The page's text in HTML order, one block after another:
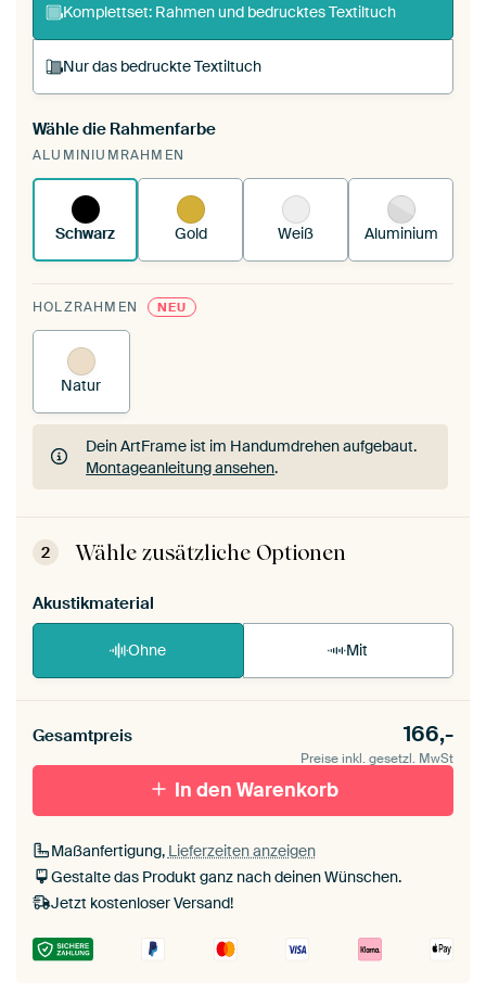
Komplettset: Rahmen und bedrucktes Textiltuch
Nur das bedruckte Textiltuch
Du spannst einen wechselbaren Textiltuch in
deinen vorhandenen ArtFrame™.
es.
Wähle die Rahmenfarbe
ALUMINIUMRAHMEN
Schwarz Gold Weiß Aluminium
HOLZRAHMEN NEU
Natur
Dein ArtFrame ist im Handumdrehen aufgebaut.
Montageanleitung ansehen.
Dein ArtFrame ist im Handumdrehen aufgebaut.
Montageanleitung ansehen
2 Wähle zusätzliche Optionen
Akustikmaterial
Ohne Mit
Gesamtpreis 166,-
Preise inkl. gesetzl. MwSt
In den Warenkorb
Maßanfertigung, Lieferzeiten anzeigen
Gestalte das Produkt ganz nach deinen Wünschen.
Jetzt kostenloser Versand!